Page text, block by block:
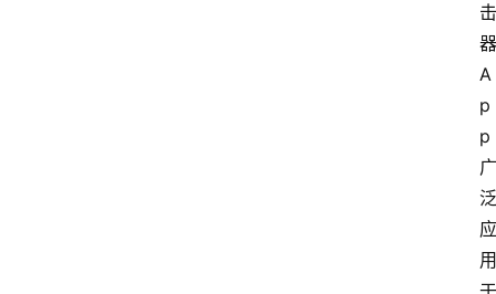
击
器
A
p
p
广
泛
应
用